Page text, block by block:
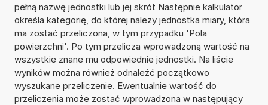
pełną nazwę jednostki lub jej skrót Następnie kalkulator
określa kategorię, do której należy jednostka miary, która
ma zostać przeliczona, w tym przypadku 'Pola
powierzchni'. Po tym przelicza wprowadzoną wartość na
wszystkie znane mu odpowiednie jednostki. Na liście
wyników można również odnaleźć początkowo
wyszukane przeliczenie. Ewentualnie wartość do
przeliczenia może zostać wprowadzona w następujący